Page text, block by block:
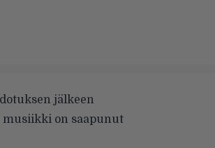
jälkeen
on saapunut